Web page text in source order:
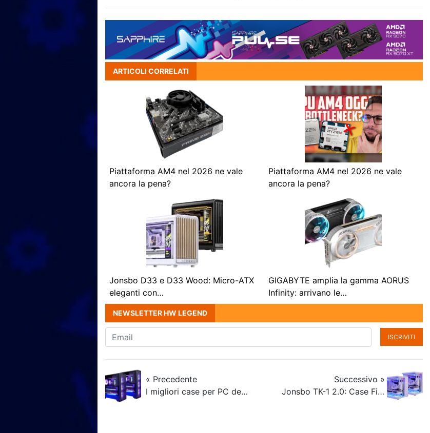
ARTICOLI CORRELATI
Piattaforma AM4 nel 2026 ne vale
ancora la pena?
Piattaforma AM4 nel 2026 ne vale
ancora la pena?
Jonsbo D33 e D33 Wood: Micro-ATX
eleganti con…
GIGABYTE amplia la gamma AORUS
Infinity: arrivano le…
NEWSLETTER HW LEGEND
ISCRIVITI
« Precedente
I migliori case per PC del 2025? – Guida all’acquisto!
Successivo »
Jonsbo TK-1 2.0: Case Fish tank microATX!